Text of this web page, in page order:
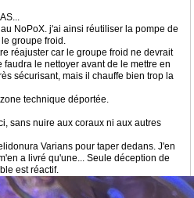
NoPoX. j'ai ainsi réutiliser la pompe de
groupe froid.
réajuster car le groupe froid ne devrait
le nettoyer avant de le mettre en
sécurisant, mais il chauffe bien trop la
technique déportée.
sans nuire aux coraux ni aux autres
Varians pour taper dedans. J'en
a livré qu'une... Seule déception de
est réactif.